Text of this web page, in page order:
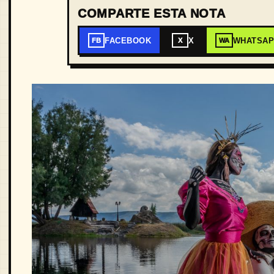
COMPARTE ESTA NOTA
FB FACEBOOK X X WA